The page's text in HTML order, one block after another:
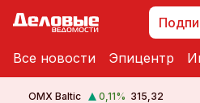
Все новости Эпицентр
OMX Baltic 0,11% 315,32